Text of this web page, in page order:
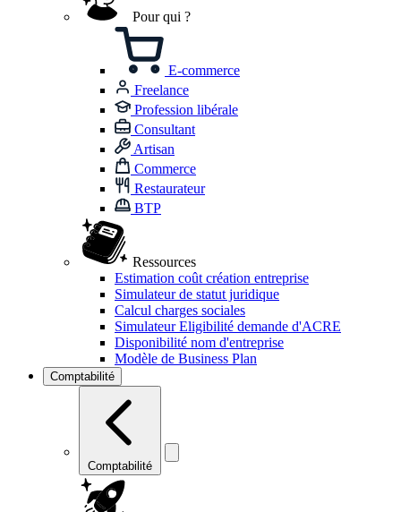
Pour qui ?
E-commerce
Freelance
Profession libérale
Consultant
Artisan
Commerce
Restaurateur
BTP
Ressources
Estimation coût création entreprise
Simulateur de statut juridique
Calcul charges sociales
Simulateur Eligibilité demande d'ACRE
Disponibilité nom d'entreprise
Modèle de Business Plan
Comptabilité
Comptabilité